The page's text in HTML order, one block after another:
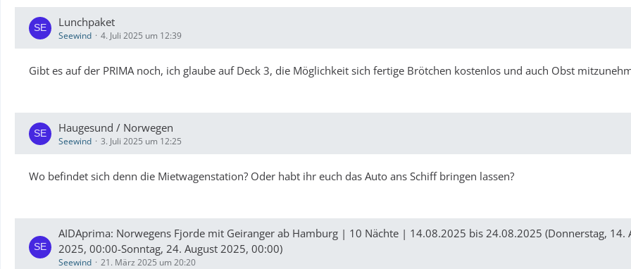
Lunchpaket
Seewind 4. Juli 2025 um 12:39
Gibt es auf der PRIMA noch, ich glaube auf Deck 3, die Möglichkeit sich fertige Brötchen kostenlos und auch Obst
Haugesund / Norwegen
Seewind 3. Juli 2025 um 12:25
Wo befindet sich denn die Mietwagenstation? Oder habt ihr euch das Auto ans Schiff bringen lassen?
AIDAprima: Norwegens Fjorde mit Geiranger ab Hamburg | 10 Nächte | 14.08.2025 bis 24.08.2025 (Donnerstag, 14.
2025, 00:00-Sonntag, 24. August 2025, 00:00)
Seewind 21. März 2025 um 20:20